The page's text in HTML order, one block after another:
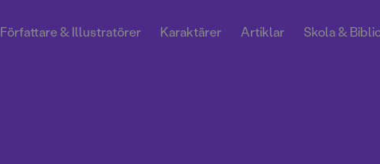
Författare & Illustratörer Karaktärer Artiklar Skola &